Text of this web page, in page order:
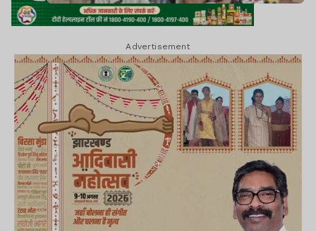
Advertisement